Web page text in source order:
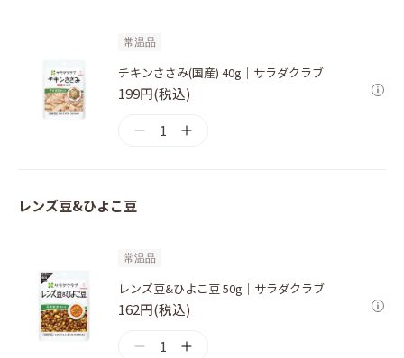
常温品
チキンささみ(国産) 40g｜サラダクラブ
199円(税込)
1
レンズ豆&ひよこ豆
常温品
レンズ豆&ひよこ豆 50g｜サラダクラブ
162円(税込)
1